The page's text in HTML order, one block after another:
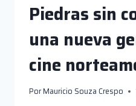
Piedras sin
una nueva
cine
PorMauricio Souza Crespo